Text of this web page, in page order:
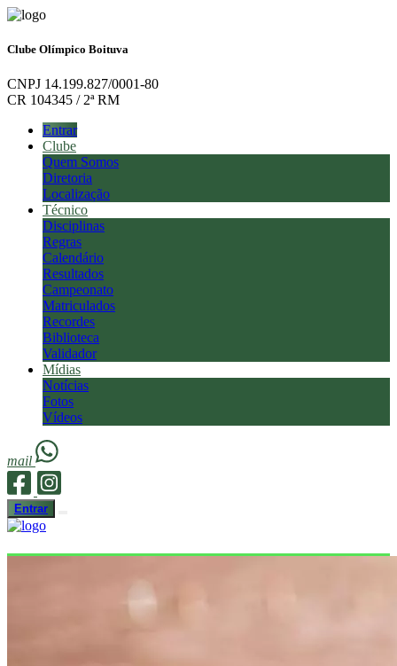
Clube Olímpico Boituva
CNPJ 14.199.827/0001-80
CR 104345 / 2ª RM
Entrar
Clube
Quem Somos
Diretoria
Localização
Técnico
Disciplinas
Regras
Calendário
Resultados
Campeonato
Matriculados
Recordes
Biblioteca
Validador
Mídias
Notícias
Fotos
Vídeos
mail
Entrar